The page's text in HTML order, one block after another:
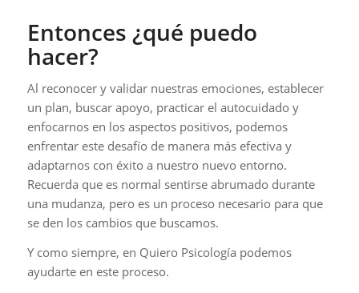
Entonces ¿qué puedo
hacer?
Al reconocer y validar nuestras emociones, establecer
un plan, buscar apoyo, practicar el autocuidado y
enfocarnos en los aspectos positivos, podemos
enfrentar este desafío de manera más efectiva y
adaptarnos con éxito a nuestro nuevo entorno.
Recuerda que es normal sentirse abrumado durante
una mudanza, pero es un proceso necesario para que
se den los cambios que buscamos.
Y como siempre, en Quiero Psicología podemos
ayudarte en este proceso.